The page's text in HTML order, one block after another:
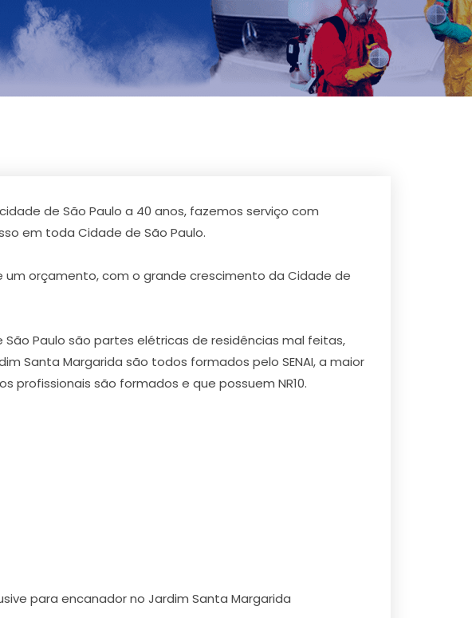
de São Paulo a 40 anos, fazemos serviço com
em toda Cidade de São Paulo.
orçamento, com o grande crescimento da Cidade de
Paulo são partes elétricas de residências mal feitas,
Santa Margarida são todos formados pelo SENAI, a maior
profissionais são formados e que possuem NR10.
para encanador no Jardim Santa Margarida